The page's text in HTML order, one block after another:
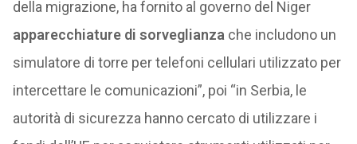
della migrazione, ha fornito al governo del Niger
apparecchiature di sorveglianza che includono un
simulatore di torre per telefoni cellulari utilizzato per
intercettare le comunicazioni”, poi “in Serbia, le
autorità di sicurezza hanno cercato di utilizzare i